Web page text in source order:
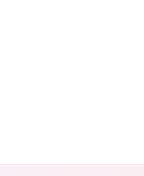
向为北。该区域
公交站，最近的